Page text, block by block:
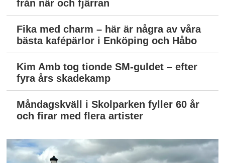
från när och fjärran
Fika med charm – här är några av våra
bästa kafépärlor i Enköping och Håbo
Kim Amb tog tionde SM-guldet – efter
fyra års skadekamp
Måndagskväll i Skolparken fyller 60 år
och firar med flera artister